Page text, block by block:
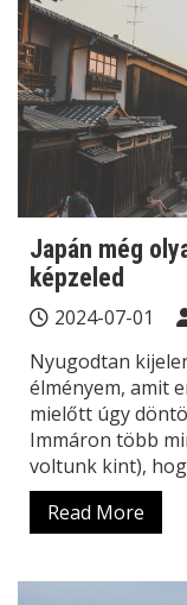
Japán még
képzeled
2024-07-01
Nyugodtan
élményem, amit
mielőtt úgy
Immáron több
voltunk kint),
Read More